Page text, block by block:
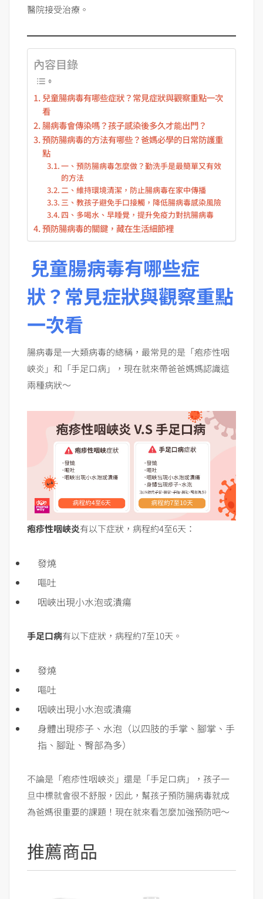
醫院接受治療。
內容目錄
兒童腸病毒有哪些症狀？常見症狀與觀察重點一次
看
腸病毒會傳染嗎？孩子感染後多久才能出門？
預防腸病毒的方法有哪些？爸媽必學的日常防護重
點
一、預防腸病毒怎麼做？勤洗手是最簡單又有效
的方法
二、維持環境清潔，防止腸病毒在家中傳播
三、教孩子避免手口接觸，降低腸病毒感染風險
四、多喝水、早睡覺，提升免疫力對抗腸病毒
預防腸病毒的關鍵，藏在生活細節裡
兒童腸病毒有哪些症
狀？常見症狀與觀察重點
一次看
腸病毒是一大類病毒的總稱，最常見的是「疱疹性咽
峽炎」和「手足口病」，現在就來帶爸爸媽媽認識這
兩種病狀～
疱疹性咽峽炎有以下症狀，病程約4至6天：
發燒
嘔吐
咽峽出現小水泡或潰瘍
手足口病有以下症狀，病程約7至10天。
發燒
嘔吐
咽峽出現小水泡或潰瘍
身體出現疹子、水泡（以四肢的手掌、腳掌、手
指、腳趾、臀部為多）
不論是「疱疹性咽峽炎」還是「手足口病」，孩子一
旦中標就會很不舒服，因此，幫孩子預防腸病毒就成
為爸媽很重要的課題！現在就來看怎麼加強預防吧～
推薦商品